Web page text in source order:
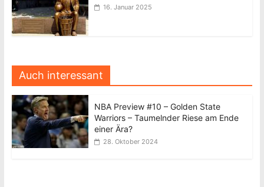
16. Januar 2025
Auch interessant
NBA Preview #10 – Golden State
Warriors – Taumelnder Riese am Ende
einer Ära?
28. Oktober 2024